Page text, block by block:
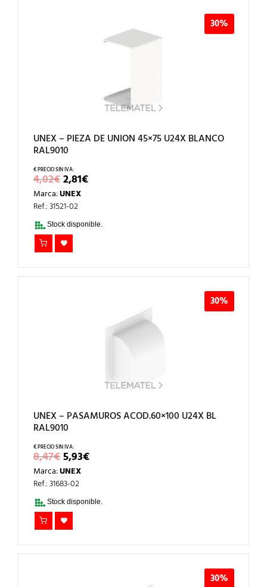
30%
UNEX – PIEZA DE UNION 45×75 U24X BLANCO
RAL9010
4,02€EL
PRECIO
ORIGINAL
ERA:
4,02€.
2,81€EL
PRECIO
2,81€.
Marca:UNEX
Ref.: 31521-02
Stock disponible.
30%
UNEX – PASAMUROS ACOD.60×100 U24X BL
RAL9010
8,47€EL
PRECIO
ORIGINAL
ERA:
8,47€.
5,93€EL
PRECIO
5,93€.
Marca:UNEX
Ref.: 31683-02
Stock disponible.
30%